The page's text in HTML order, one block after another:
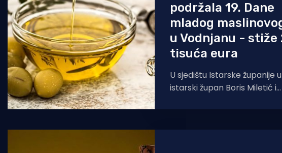
podržala 19. Dane
mladog
u Vodnjanu - stiže
tisuća eura
U sjedištu Istarske županije u
istarski župan Boris Miletić i
potpisali su Ugovor o